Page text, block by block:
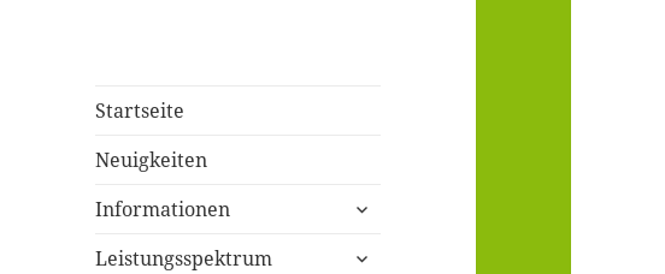
Startseite
Neuigkeiten
Informationen
untermenü
Leistungsspektrum
untermenü